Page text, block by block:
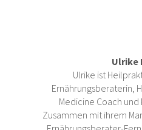
Ulrike
Ulrike ist
Ernährungsberaterin,
Medicine Coach
Zusammen mit ihrem